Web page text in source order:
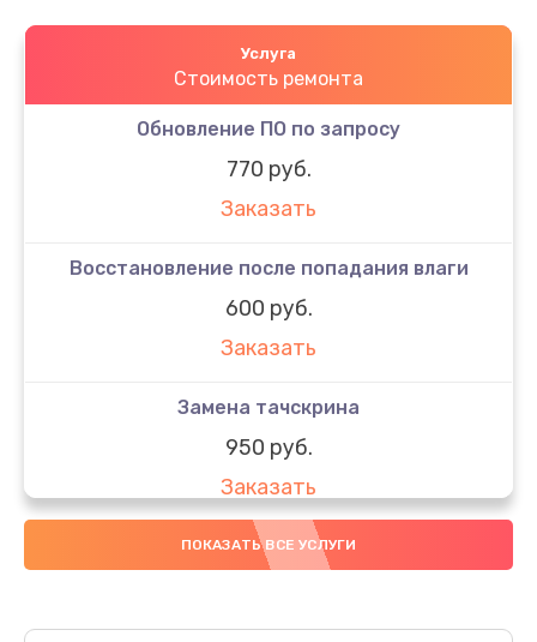
Услуга
Стоимость ремонта
Обновление ПО по запросу
770 руб.
Заказать
Восстановление после попадания влаги
600 руб.
Заказать
Замена тачскрина
950 руб.
Заказать
Замена динамиков
Заказать
ПОКАЗАТЬ ВСЕ УСЛУГИ